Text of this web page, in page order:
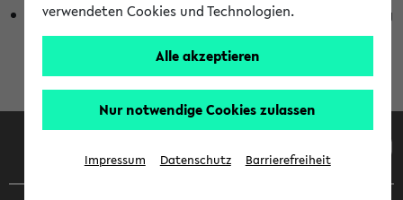
Die Anzeige ist semesterübergreifend und nicht abhängig
vom im eKVV gewählten Semester.
Facebook Instagram LinkedIn TikTok
verwendeten Cookies und Technologien.
Alle akzeptieren
Nur notwendige Cookies zulassen
Impressum Datenschutz Barrierefreiheit